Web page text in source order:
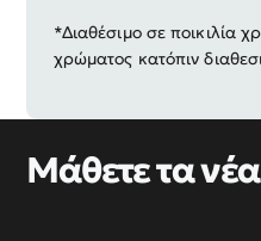
*Διαθέσιμο σε ποικιλία
χρώματος κατόπιν
Μάθετε τα